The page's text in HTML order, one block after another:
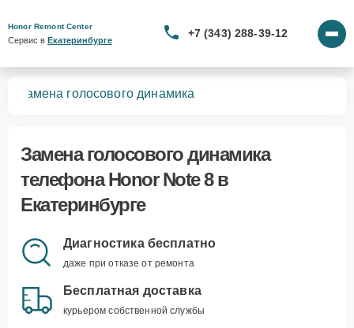
Honor Remont Center
Сервис в Екатеринбурге
+7 (343) 288-39-12
Замена голосового динамика
Замена голосового динамика
телефона Honor Note 8 в
Екатеринбурге
Диагностика бесплатно
даже при отказе от ремонта
Бесплатная доставка
курьером собственной службы